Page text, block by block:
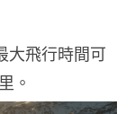
大飛行時間可
。